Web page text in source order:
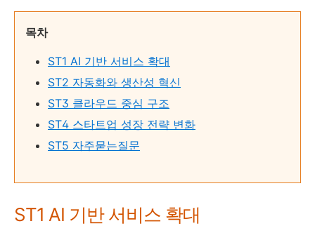
목차
ST1 AI 기반 서비스 확대
ST2 자동화와 생산성 혁신
ST3 클라우드 중심 구조
ST4 스타트업 성장 전략 변화
ST5 자주묻는질문
ST1 AI 기반 서비스 확대